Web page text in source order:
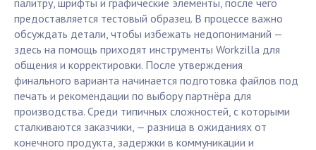
палитру, шрифты и графические элементы, после чего
предоставляется тестовый образец. В процессе важно
обсуждать детали, чтобы избежать недопониманий —
здесь на помощь приходят инструменты Workzilla для
общения и корректировки. После утверждения
финального варианта начинается подготовка файлов под
печать и рекомендации по выбору партнёра для
производства. Среди типичных сложностей, с которыми
сталкиваются заказчики, — разница в ожиданиях от
конечного продукта, задержки в коммуникации и